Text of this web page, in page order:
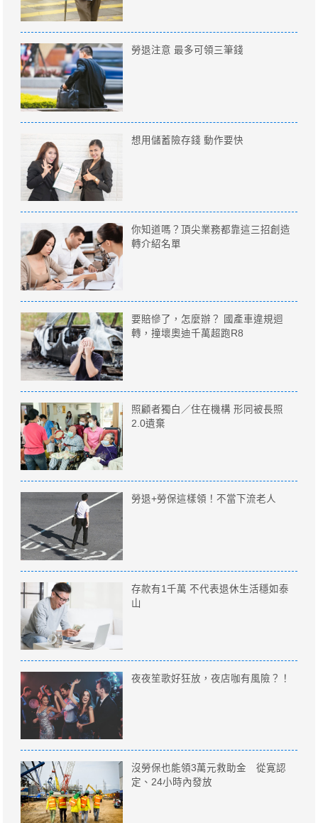
勞退注意 最多可領三筆錢
想用儲蓄險存錢 動作要快
你知道嗎？頂尖業務都靠這三招創造
轉介紹名單
要賠慘了，怎麼辦？ 國產車違規迴
轉，撞壞奧迪千萬超跑R8
照顧者獨白／住在機構 形同被長照
2.0遺棄
勞退+勞保這樣領！不當下流老人
存款有1千萬 不代表退休生活穩如泰
山
夜夜笙歌好狂放，夜店咖有風險？！
沒勞保也能領3萬元救助金 從寛認
定、24小時內發放